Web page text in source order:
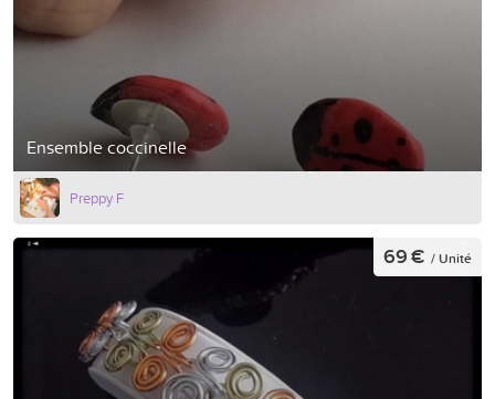
Ensemble coccinelle
Preppy F
69 € / Unité